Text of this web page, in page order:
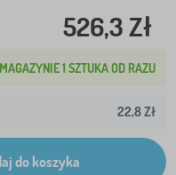
526,3 Zł
1 SZTUKA OD RAZU
22,8 Zł
do koszyka